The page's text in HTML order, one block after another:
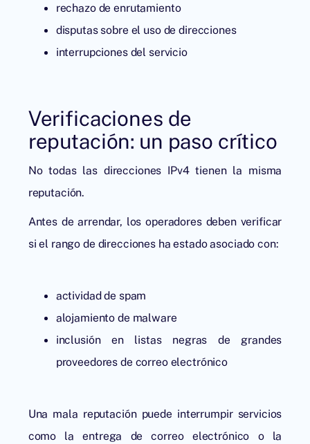
rechazo de enrutamiento
disputas sobre el uso de direcciones
interrupciones del servicio
Verificaciones de
reputación: un paso crítico
No todas las direcciones IPv4 tienen la misma
reputación.
Antes de arrendar, los operadores deben verificar
si el rango de direcciones ha estado asociado con:
actividad de spam
alojamiento de malware
inclusión en listas negras de grandes
proveedores de correo electrónico
Una mala reputación puede interrumpir servicios
como la entrega de correo electrónico o la